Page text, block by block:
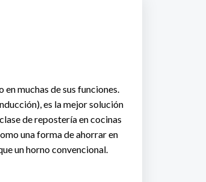
muchas de sus funciones.
es la mejor solución
de repostería en cocinas
una forma de ahorrar en
un horno convencional.